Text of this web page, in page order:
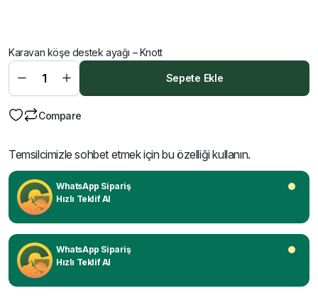
Karavan köşe destek ayağı – Knott
Sepete Ekle
Compare
Temsilcimizle sohbet etmek için bu özelliği kullanın.
WhatsApp Sipariş
Hızlı Teklif Al
WhatsApp Sipariş
Hızlı Teklif Al